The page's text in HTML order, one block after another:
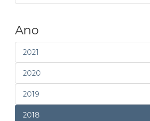
Ano
2021
2020
2019
2018